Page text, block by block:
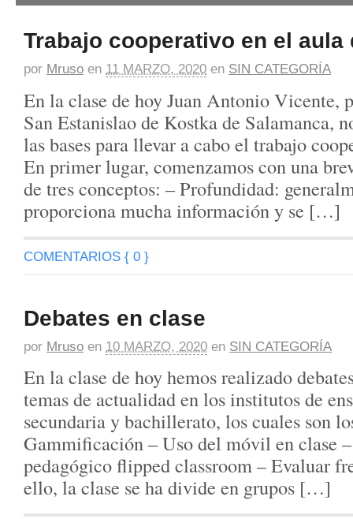
Trabajo cooperativo en el aula
por Mruso en 11 MARZO, 2020 en SIN CATEGORÍA
En la clase de hoy Juan Antonio Vicente,
San Estanislao de Kostka de Salamanca,
las bases para llevar a cabo el trabajo
En primer lugar, comenzamos con una
de tres conceptos: – Profundidad:
proporciona mucha información y se […]
COMENTARIOS { 0 }
Debates en clase
por Mruso en 10 MARZO, 2020 en SIN CATEGORÍA
En la clase de hoy hemos realizado
temas de actualidad en los institutos de
secundaria y bachillerato, los cuales son
Gammificación – Uso del móvil en clase
pedagógico flipped classroom – Evaluar
ello, la clase se ha divide en grupos […]